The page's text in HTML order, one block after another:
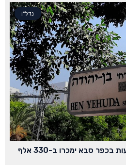
נדל"ן
מספר מצומצם של קרקעות בכפר סבא ימכרו ב-330 אלף